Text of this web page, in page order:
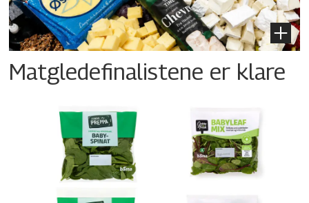
Matgledefinalistene er klare